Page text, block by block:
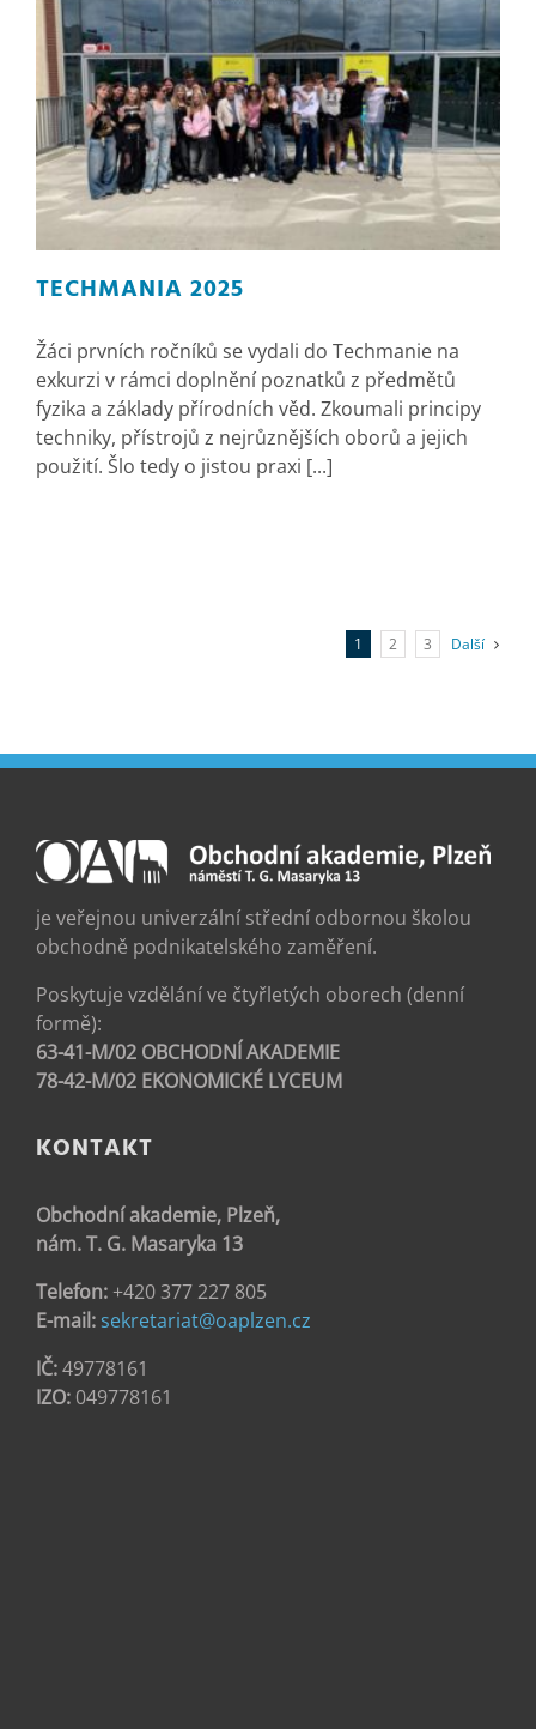
TECHMANIA 2025
Žáci prvních ročníků se vydali do Techmanie na
exkurzi v rámci doplnění poznatků z předmětů
fyzika a základy přírodních věd. Zkoumali principy
techniky, přístrojů z nejrůznějších oborů a jejich
použití. Šlo tedy o jistou praxi [...]
1 2 3 Další
je veřejnou univerzální střední odbornou školou
obchodně podnikatelského zaměření.
Poskytuje vzdělání ve čtyřletých oborech (denní
formě):
63-41-M/02 OBCHODNÍ AKADEMIE
78-42-M/02 EKONOMICKÉ LYCEUM
KONTAKT
Obchodní akademie, Plzeň,
nám. T. G. Masaryka 13
Telefon: +420 377 227 805
E-mail: sekretariat@oaplzen.cz
IČ:49778161
IZO: 049778161